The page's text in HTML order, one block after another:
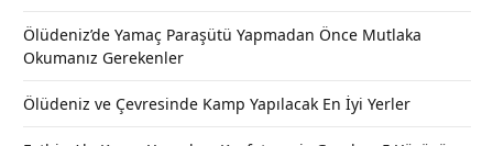
Ölüdeniz’de Yamaç Paraşütü Yapmadan Önce Mutlaka
Okumanız Gerekenler
Ölüdeniz ve Çevresinde Kamp Yapılacak En İyi Yerler